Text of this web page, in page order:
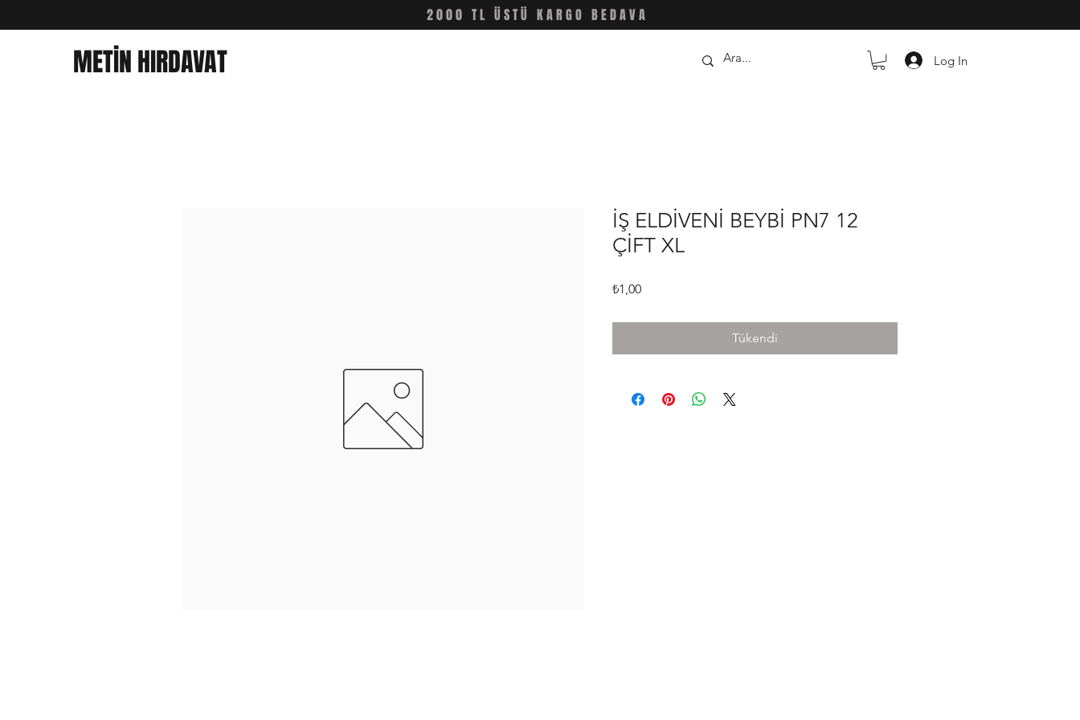
2000 TL ÜSTÜ KARGO BEDAVA
METİN HIRDAVAT Log In
İŞ ELDİVENİ BEYBİ PN7 12
ÇİFT XL
₺1,00Fiyat
Tükendi